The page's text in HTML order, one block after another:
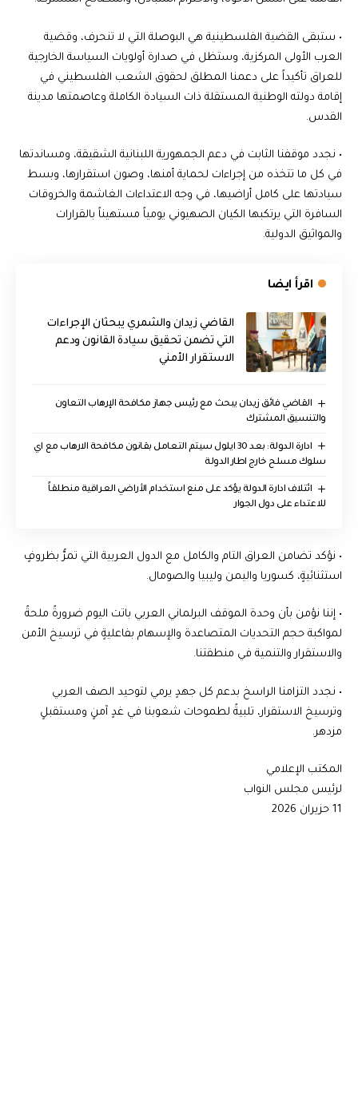
• ستبقى القضية الفلسطينية هي البوصلة التي لا تنحرف، وقضية
العرب الأولى المركزية، وستظل في صدارة أولويات السياسة الخارجية
للعراق تأكيداً على دعمنا المطلق لحقوق الشعب الفلسطيني في
إقامة دولته الوطنية المستقلة ذات السيادة الكاملة وعاصمتها مدينة
القدس.
• نجدد موقفنا الثابت في دعم الجمهورية اللبنانية الشقيقة، ومساندتها
في كل ما تتخذه من إجراءات لحماية أمنها، وصون استقرارها، وبسط
سيادتها على كامل أراضيها، في وجه الاعتداءات الغاشمة والخروقات
السافرة التي يرتكبها الكيان الصهيوني يومياً مستهيناً بالقرارات
والمواثيق الدولية.
اقرأ ايضا
القاضي زيدان والشمري يبحثان الإجراءات
التي تضمن تحقيق سيادة القانون ودعم
الاستقرار الأمني
القاضي فائق زيدان يبحث مع رئيس جهاز مكافحة الإرهاب التعاون
والتنسيق المشترك
ادارة الدولة: بعد 30 ايلول سيتم التعامل بقانون مكافحة الارهاب مع اي
سلوك مسلح خارج اطار الدولة
ائتلاف ادارة الدولة يؤكد على منع استخدام الأراضي العراقية منطلقاً
للاعتداء على دول الجوار
• نؤكد تضامن العراق التام والكامل مع الدول العربية التي تمرُّ بظروفٍ
استثنائيةٍ، كسوريا واليمن وليبيا والصومال.
• إننا نؤمن بأن وحدة الموقف البرلماني العربي باتت اليوم ضرورةً ملحةً
لمواكبة حجم التحديات المتصاعدة والإسهام بفاعليةٍ في ترسيخ الأمن
والاستقرار والتنمية في منطقتنا.
• نجدد التزامنا الراسخ بدعم كل جهدٍ يرمي لتوحيد الصف العربي
وترسيخ الاستقرار، تلبيةً لطموحات شعوبنا في غدٍ آمنٍ ومستقبلٍ
مزدهر.
المكتب الإعلامي
لرئيس مجلس النواب
11 حزيران 2026